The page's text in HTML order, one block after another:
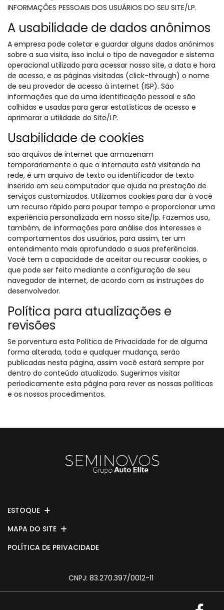
INFORMAÇÕES PESSOAIS DOS USUÁRIOS DO SEU SITE/LP.
A usabilidade de dados anônimos
A empresa pode coletar e guardar alguns dados anônimos
sobre a sua visita, isso inclui o tipo de navegador e sistema
operacional utilizado para acessar nosso site, a data e hora
de acesso, e as páginas visitadas (click-through) o nome
de seu provedor de acesso à internet (ISP). São
informações que da uma identificação pessoal e são
colhidas e usadas para gerar estatísticas de acesso e
aprimorar a utilidade do Site/LP.
Usabilidade de cookies
são arquivos de internet que armazenam
temporariamente o que o internauta está visitando na
rede, é um arquivo de texto ou identificador de texto
inserido em seu computador que ajuda na prestação de
serviços customizados. Utilizamos cookies para dar à você
um recurso rápido para poupar tempo e proporcionar uma
experiência personalizada em nosso site/lp. Fazemos uso,
também, de informações para análise dos interesses e
comportamentos dos usuários, para assim, ter um
entendimento mais aprofundado a suas preferências.
Você tem a capacidade de aceitar ou recusar cookies, o
que pode ser feito mediante a configuração de seu
navegador de internet, de acordo com as instruções do
desenvolvedor.
Política para atualizações e
revisões
Se porventura esta Política de Privacidade for de alguma
forma alterada, toda e qualquer mudança, serão
publicadas nesta página, assim você estará sempre por
dentro do conteúdo atualizado. Sugerimos visitar
periodicamente esta página para rever as nossas políticas
e os nossos procedimentos.
ESTOQUE
MAPA DO SITE
POLÍTICA DE PRIVACIDADE
CNPJ: 83.270.397/0012-11